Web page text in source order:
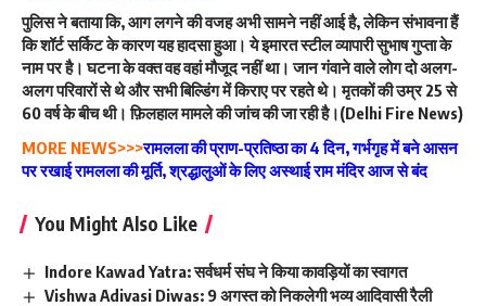
पुलिस ने बताया कि, आग लगने की वजह अभी सामने नहीं आई है, लेकिन संभावना हैं
कि शॉर्ट सर्किट के कारण यह हादसा हुआ। ये इमारत स्टील व्यापारी सुभाष गुप्ता के
नाम पर है। घटना के वक्त वह वहां मौजूद नहीं था। जान गंवाने वाले लोग दो अलग-
अलग परिवारों से थे और सभी बिल्डिंग में किराए पर रहते थे। मृतकों की उम्र 25 से
60 वर्ष के बीच थी। फ़िलहाल मामले की जांच की जा रही है।(Delhi Fire News)
MORE NEWS>>>रामलला की प्राण-प्रतिष्ठा का 4 दिन, गर्भगृह में बने आसन
पर रखाई रामलला की मूर्ति, श्रद्धालुओं के लिए अस्थाई राम मंदिर आज से बंद
You Might Also Like
Indore Kawad Yatra: सर्वधर्म संघ ने किया कावड़ियों का स्वागत
Vishwa Adivasi Diwas: 9 अगस्त को निकलेगी भव्य आदिवासी रैली